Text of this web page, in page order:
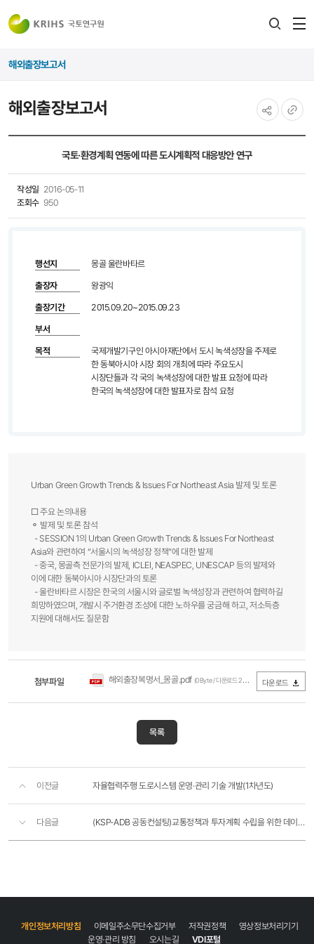
해외출장보고서
해외출장보고서
국토·환경계획 연동에 따른 도시계획적 대응방안 연구
작성일 2016-05-11
조회수 950
행선지 몽골 울란바타르
출장자 왕광익
출장기간 2015.09.20~2015.09.23
부서
목적
국제개발기구인 아시아재단에서 도시 녹색성장을 주제로
한 동북아시아 시장 회의 개최에 따라 주요도시
시장단들과 각 국의 녹색성장에 대한 발표 요청에 따라
한국의 녹색성장에 대한 발표자로 참석 요청
Urban Green Growth Trends & Issues For Northeast Asia 발제 및 토론
□ 주요 논의내용
⚬ 발제 및 토론 참석
- SESSION 1의 Urban Green Growth Trends & Issues For Northeast
Asia와 관련하여 “서울시의 녹색성장 정책”에 대한 발제
- 중국, 몽골측 전문가의 발제, ICLEI, NEASPEC, UNESCAP 등의 발제와
이에 대한 동북아시아 시장단과의 토론
- 울란바타르 시장은 한국의 서울시와 글로벌 녹색성장과 관련하여 협력하길
희망하였으며, 개발시 주거환경 조성에 대한 노하우를 궁금해 하고, 저소득층
지원에 대해서도 질문함​
첨부파일 해외출장복명서_몽골.pdf (0Byte / 다운로드 251회) 다운로드
목록
이전글 자율협력주행 도로시스템 운영·관리 기술 개발(1차년도)
다음글 (KSP-ADB 공동컨설팅)교통정책과 투자계획 수립을 위한 데이터 구축
개인정보처리방침 이메일주소무단수집거부 저작권정책
영상정보처리기기
운영·관리 방침
오시는길 VDI포털